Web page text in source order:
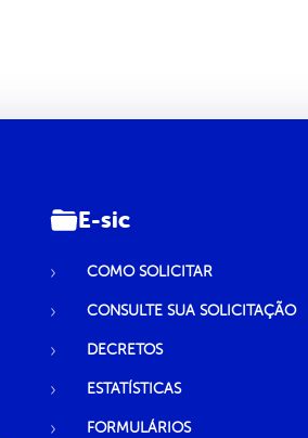
E-sic
COMO SOLICITAR
CONSULTE SUA SOLICITAÇÃO
DECRETOS
ESTATÍSTICAS
FORMULÁRIOS